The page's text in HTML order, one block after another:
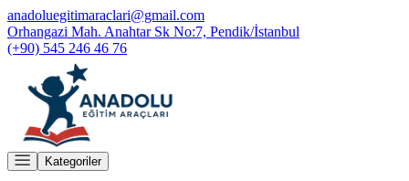
anadoluegitimaraclari@gmail.com
Orhangazi Mah. Anahtar Sk No:7, Pendik/İstanbul
(+90) 545 246 46 76
Kategoriler